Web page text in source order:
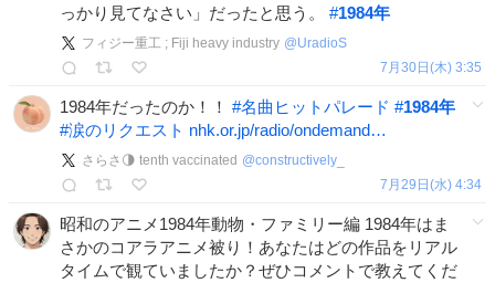
っかり見てなさい」だったと思う。 #1984年
フィジー重工 ; Fiji heavy industry @UradioS
7月30日(木) 3:35
1984年だったのか！！ #名曲ヒットパレード #1984年
#涙のリクエスト nhk.or.jp/radio/ondemand…
さらさ🌗 tenth vaccinated @constructively_
7月29日(水) 4:34
昭和のアニメ1984年動物・ファミリー編 1984年はま
さかのコアラアニメ被り！あなたはどの作品をリアル
タイムで観ていましたか？ぜひコメントで教えてくだ